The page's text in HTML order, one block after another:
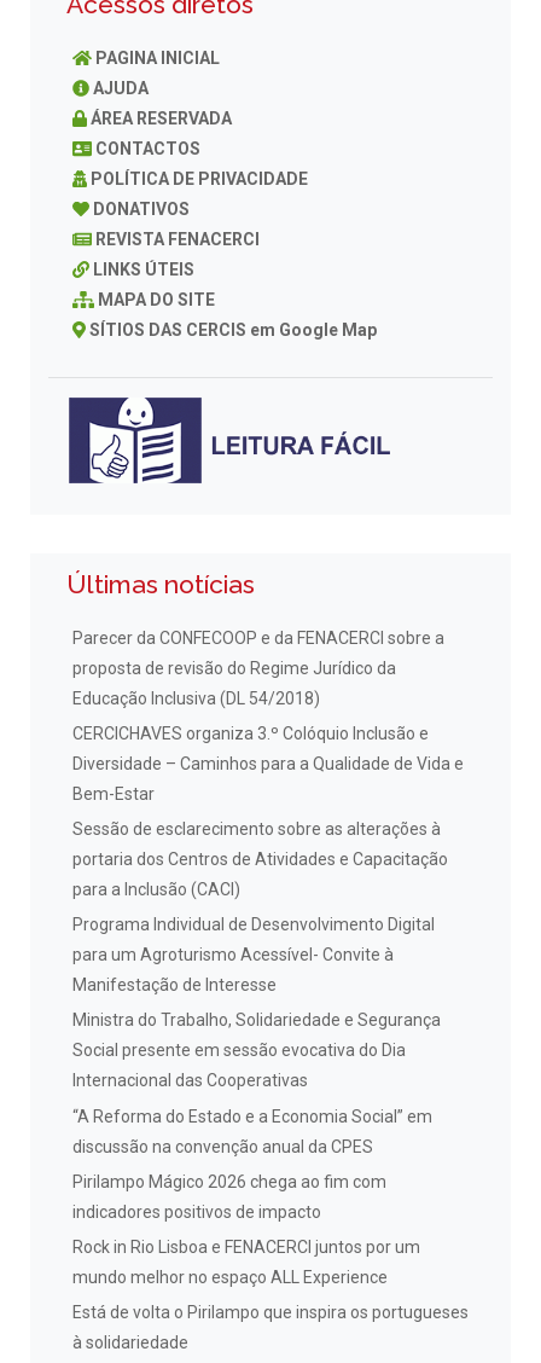
PAGINA INICIAL
AJUDA
ÁREA RESERVADA
CONTACTOS
POLÍTICA DE PRIVACIDADE
DONATIVOS
REVISTA FENACERCI
LINKS ÚTEIS
MAPA DO SITE
SÍTIOS DAS CERCIS em Google Map
Últimas notícias
Parecer da CONFECOOP e da FENACERCI sobre a
proposta de revisão do Regime Jurídico da
Educação Inclusiva (DL 54/2018)
CERCICHAVES organiza 3.º Colóquio Inclusão e
Diversidade – Caminhos para a Qualidade de Vida e
Bem-Estar
Sessão de esclarecimento sobre as alterações à
portaria dos Centros de Atividades e Capacitação
para a Inclusão (CACI)
Programa Individual de Desenvolvimento Digital
para um Agroturismo Acessível- Convite à
Manifestação de Interesse
Ministra do Trabalho, Solidariedade e Segurança
Social presente em sessão evocativa do Dia
Internacional das Cooperativas
“A Reforma do Estado e a Economia Social” em
discussão na convenção anual da CPES
Pirilampo Mágico 2026 chega ao fim com
indicadores positivos de impacto
Rock in Rio Lisboa e FENACERCI juntos por um
mundo melhor no espaço ALL Experience
Está de volta o Pirilampo que inspira os portugueses
à solidariedade